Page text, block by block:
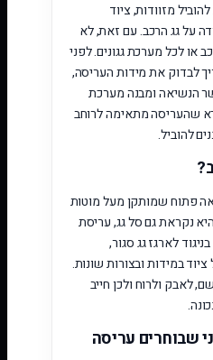
מזוודות, ציוד
על גג הרכב. עם זאת, לא
או לכל מערכת גגונים. לפני
לבדוק את מידות העריסה,
הנשיאה ומבנה מערכת
שהעריסה מתאימה לרוחב
להוביל.
פתוח שמותקן מעל מוטות
נקראת גם סל גג, עריסת
לארגז גג סגור,
במידות ובצורות שונות.
לאבק ולרוח ולכן חייב
שבוחרים עריסה